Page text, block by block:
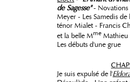
de Sagesse"- Novations
Meyer - Les Samedis de
ténor Mialet - Francis
et la belle Mme Mathieu
Les débuts d'une grue
Je suis expulsé de l'